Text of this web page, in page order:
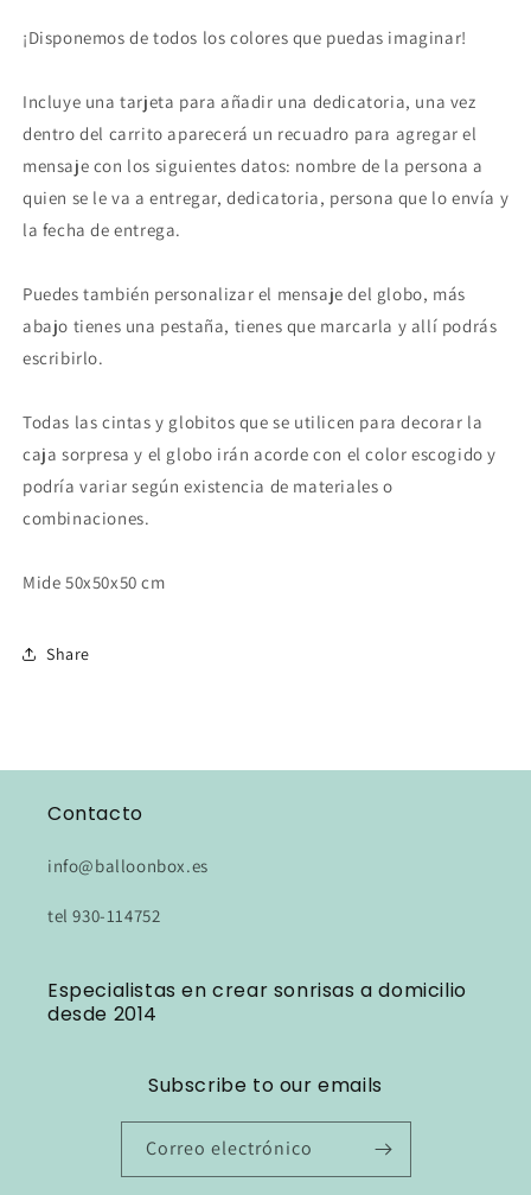
¡Disponemos de todos los colores que puedas imaginar!
Incluye una tarjeta para añadir una dedicatoria, una vez
dentro del carrito aparecerá un recuadro para agregar el
mensaje con los siguientes datos: nombre de la persona a
quien se le va a entregar, dedicatoria, persona que lo envía y
la fecha de entrega.
Puedes también personalizar el mensaje del globo, más
abajo tienes una pestaña, tienes que marcarla y allí podrás
escribirlo.
Todas las cintas y globitos que se utilicen para decorar la
caja sorpresa y el globo irán acorde con el color escogido y
podría variar según existencia de materiales o
combinaciones.
Mide 50x50x50 cm
Share
Contacto
info@balloonbox.es
tel 930-114752
Especialistas en crear sonrisas a domicilio
desde 2014
Subscribe to our emails
Correo electrónico